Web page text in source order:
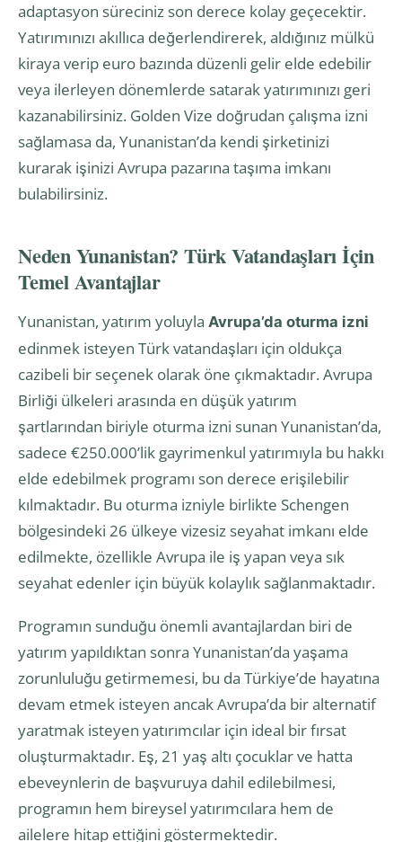
adaptasyon süreciniz son derece kolay geçecektir.
Yatırımınızı akıllıca değerlendirerek, aldığınız mülkü
kiraya verip euro bazında düzenli gelir elde edebilir
veya ilerleyen dönemlerde satarak yatırımınızı geri
kazanabilirsiniz. Golden Vize doğrudan çalışma izni
sağlamasa da, Yunanistan’da kendi şirketinizi
kurarak işinizi Avrupa pazarına taşıma imkanı
bulabilirsiniz.
Neden Yunanistan? Türk Vatandaşları İçin
Temel Avantajlar
Yunanistan, yatırım yoluyla Avrupa’da oturma izni
edinmek isteyen Türk vatandaşları için oldukça
cazibeli bir seçenek olarak öne çıkmaktadır. Avrupa
Birliği ülkeleri arasında en düşük yatırım
şartlarından biriyle oturma izni sunan Yunanistan’da,
sadece €250.000’lik gayrimenkul yatırımıyla bu hakkı
elde edebilmek programı son derece erişilebilir
kılmaktadır. Bu oturma izniyle birlikte Schengen
bölgesindeki 26 ülkeye vizesiz seyahat imkanı elde
edilmekte, özellikle Avrupa ile iş yapan veya sık
seyahat edenler için büyük kolaylık sağlanmaktadır.
Programın sunduğu önemli avantajlardan biri de
yatırım yapıldıktan sonra Yunanistan’da yaşama
zorunluluğu getirmemesi, bu da Türkiye’de hayatına
devam etmek isteyen ancak Avrupa’da bir alternatif
yaratmak isteyen yatırımcılar için ideal bir fırsat
oluşturmaktadır. Eş, 21 yaş altı çocuklar ve hatta
ebeveynlerin de başvuruya dahil edilebilmesi,
programın hem bireysel yatırımcılara hem de
ailelere hitap ettiğini göstermektedir.